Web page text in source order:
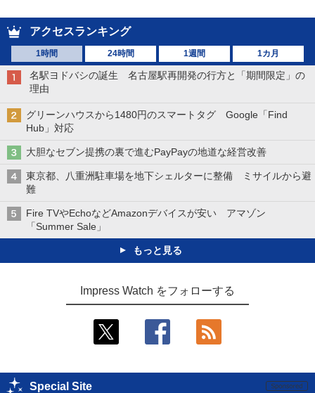
アクセスランキング
1時間 24時間 1週間 1カ月
名駅ヨドバシの誕生 名古屋駅再開発の行方と「期間限定」の
理由
グリーンハウスから1480円のスマートタグ Google「Find
Hub」対応
大胆なセブン提携の裏で進むPayPayの地道な経営改善
東京都、八重洲駐車場を地下シェルターに整備 ミサイルから避
難
Fire TVやEchoなどAmazonデバイスが安い アマゾン
「Summer Sale」
もっと見る
Impress Watch をフォローする
Special Site